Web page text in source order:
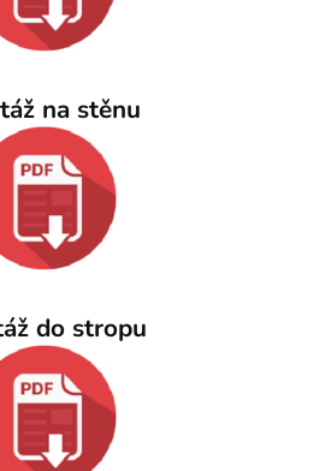
na stěnu
do stropu